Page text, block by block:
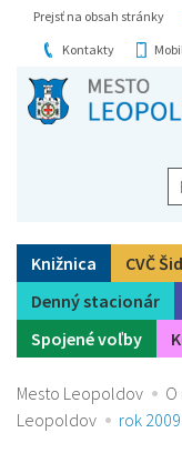
Prejsť na obsah stránky
Kontakty
Knižnica CVČ
Denný stacionár
Spojené voľby
Mesto Leopoldov
Leopoldov
rok 2009